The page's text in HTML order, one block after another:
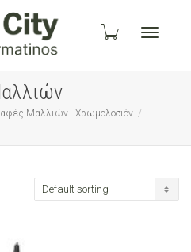
Μαλλιών - Χρωμολοσιόν